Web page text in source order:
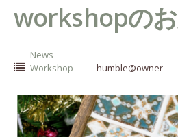
workshopの
News
Workshop
humble@owner